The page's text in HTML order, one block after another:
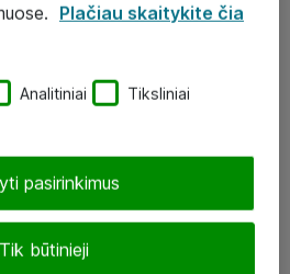
Plačiau skaitykite čia
Analitiniai Tiksliniai
Tik būtinieji
pasirinkimus